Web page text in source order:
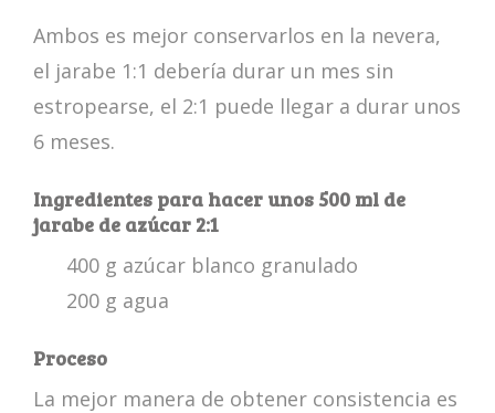
Ambos es mejor conservarlos en la nevera,
el jarabe 1:1 debería durar un mes sin
estropearse, el 2:1 puede llegar a durar unos
6 meses.
Ingredientes para hacer unos 500 ml de
jarabe de azúcar 2:1
400 g azúcar blanco granulado
200 g agua
Proceso
La mejor manera de obtener consistencia es